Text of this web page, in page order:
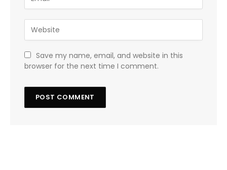
Save my name, email, and website in this
browser for the next time I comment.